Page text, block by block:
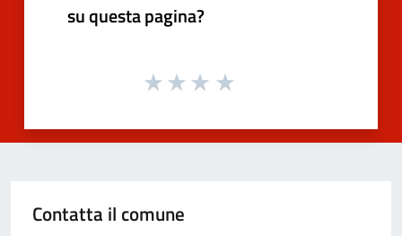
su questa pagina?
Contatta il comune